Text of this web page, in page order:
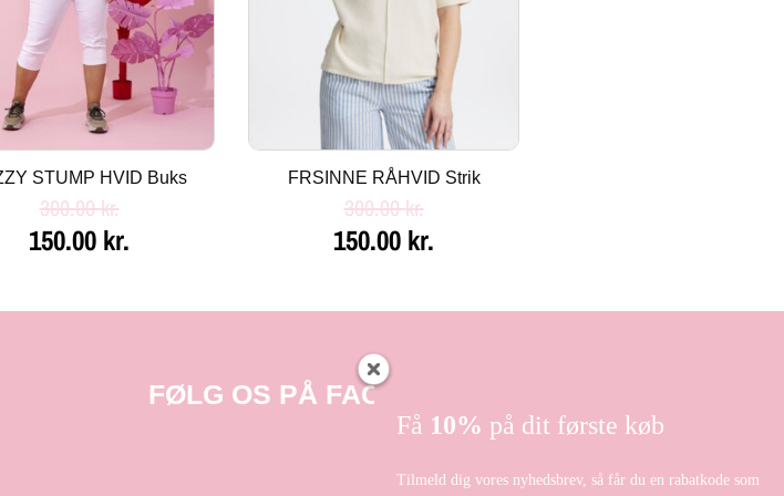
STUMP HVID Buks
300.00kr.
150.00 kr.
FRSINNE RÅHVID Strik
300.00kr.
150.00 kr.
FØLG OS PÅ FACEBOOK
Få 10% på dit første køb
Tilmeld dig vores nyhedsbrev, så får du en rabatkode som